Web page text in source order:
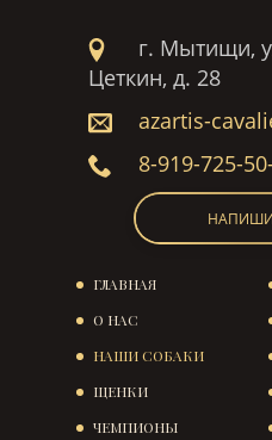
г. Мытищи,
Цеткин, д. 28
azartis-
8-919-725-
ГЛАВНАЯ
О НАС
НАШИ СОБАКИ
ЩЕНКИ
ЧЕМПИОНЫ